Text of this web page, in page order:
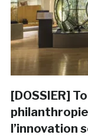
[DOSSIER]
l’innovation